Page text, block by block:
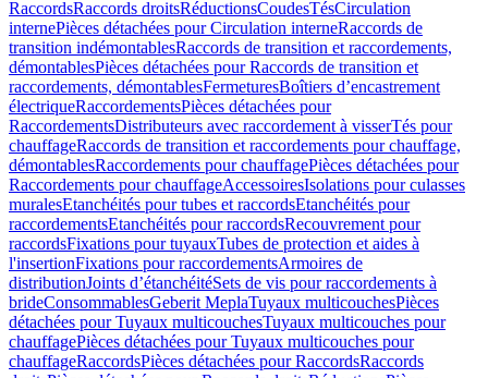
RaccordsRaccords droitsRéductionsCoudesTésCirculation
internePièces détachées pour Circulation interneRaccords de
transition indémontablesRaccords de transition et raccordements,
démontablesPièces détachées pour Raccords de transition et
raccordements, démontablesFermeturesBoîtiers d’encastrement
électriqueRaccordementsPièces détachées pour
RaccordementsDistributeurs avec raccordement à visserTés pour
chauffageRaccords de transition et raccordements pour chauffage,
démontablesRaccordements pour chauffagePièces détachées pour
Raccordements pour chauffageAccessoiresIsolations pour culasses
muralesEtanchéités pour tubes et raccordsEtanchéités pour
raccordementsEtanchéités pour raccordsRecouvrement pour
raccordsFixations pour tuyauxTubes de protection et aides à
l'insertionFixations pour raccordementsArmoires de
distributionJoints d’étanchéitéSets de vis pour raccordements à
brideConsommablesGeberit MeplaTuyaux multicouchesPièces
détachées pour Tuyaux multicouchesTuyaux multicouches pour
chauffagePièces détachées pour Tuyaux multicouches pour
chauffageRaccordsPièces détachées pour RaccordsRaccords